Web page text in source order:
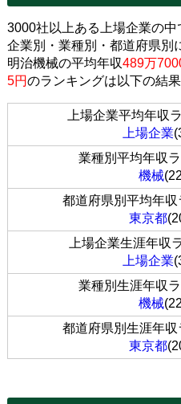
3000社以上ある上場企業の
企業別・業種別・都道府県別
明治機械の平均年収489万
5円のランキングは以下の結果
上場企業平均年収
上場企業
業種別平均年収
機械
都道府県別平均年収
東京都
上場企業生涯年収
上場企業
業種別生涯年収
機械
都道府県別生涯年収
東京都